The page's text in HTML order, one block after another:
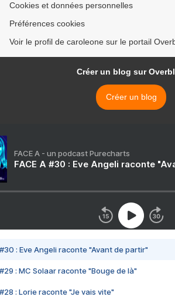
Cookies et données personnelles
Préférences cookies
Voir le profil de caroleone sur le portail
Créer un blog sur
Créer un blog
FACE A - un podcast Purecharts
FACE A #30 : Eve Angeli raconte
#30 : Eve Angeli raconte "Avant de partir"
#29 : MC Solaar raconte "Bouge de là"
#28 : Lorie raconte "Je vais vite"